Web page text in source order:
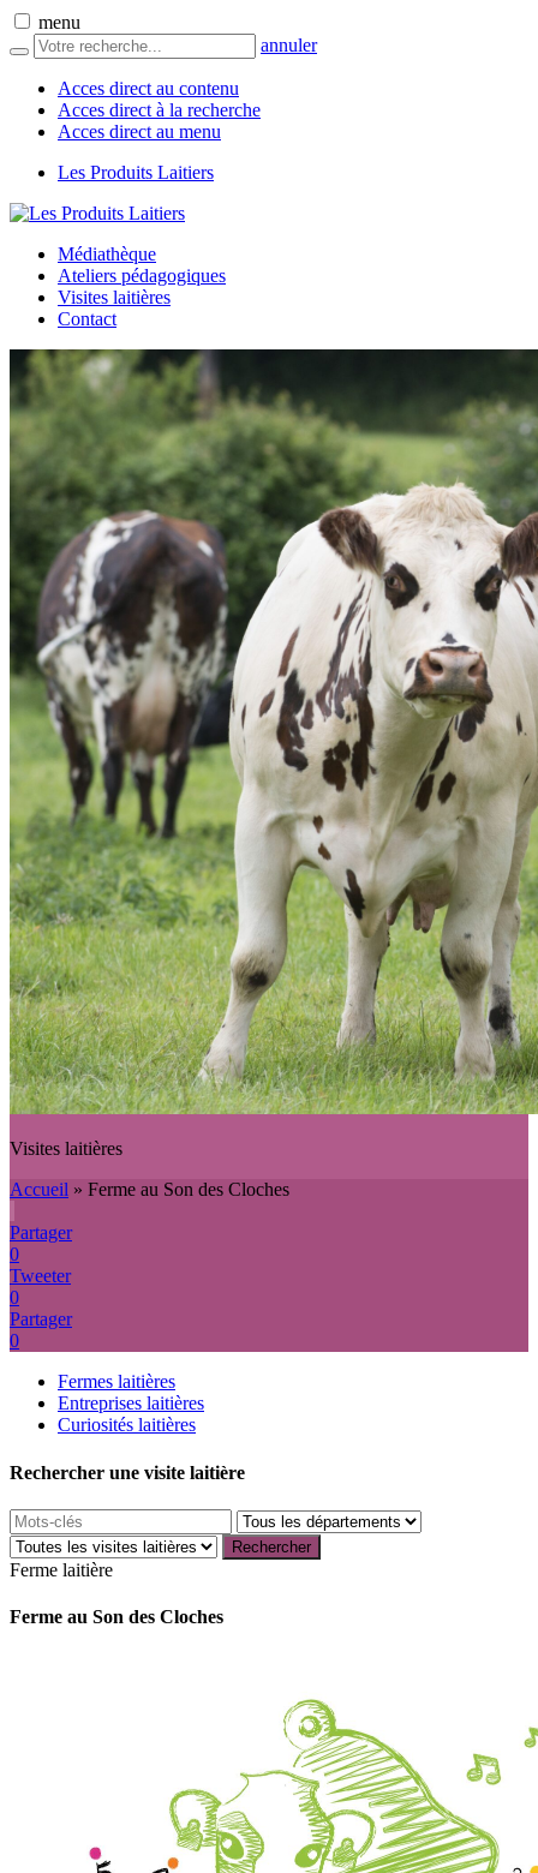
menu
annuler
Acces direct au contenu
Acces direct à la recherche
Acces direct au menu
Les Produits Laitiers
Médiathèque
Ateliers pédagogiques
Visites laitières
Contact
Visites laitières
Accueil » Ferme au Son des Cloches
Partager
0
Tweeter
0
Partager
0
Fermes laitières
Entreprises laitières
Curiosités laitières
Rechercher une visite laitière
Ferme laitière
Ferme au Son des Cloches